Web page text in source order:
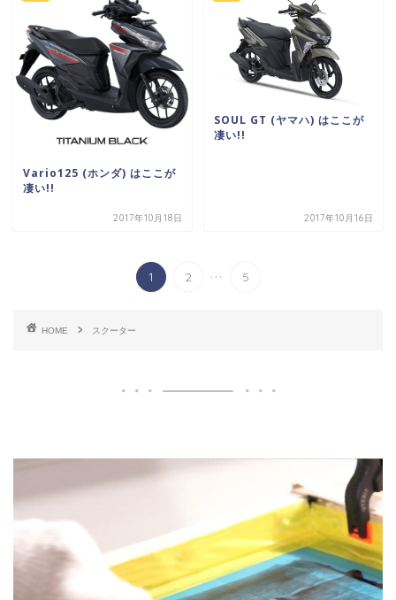
Vario125 (ホンダ) はここが
凄い!!
2017年10月18日
SOUL GT (ヤマハ) はここが
凄い!!
2017年10月16日
1 2 ... 5
HOME スクーター